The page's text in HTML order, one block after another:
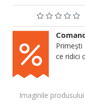
Imaginile
Primești
ce ridici